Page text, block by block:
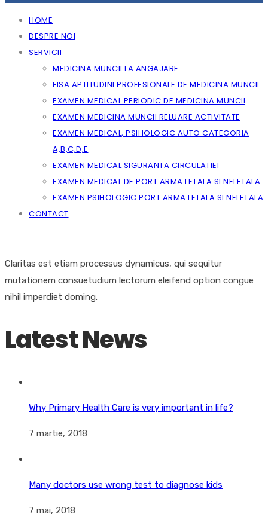
HOME
DESPRE NOI
SERVICII
MEDICINA MUNCII LA ANGAJARE
FISA APTITUDINI PROFESIONALE DE MEDICINA MUNCII
EXAMEN MEDICAL PERIODIC DE MEDICINA MUNCII
EXAMEN MEDICINA MUNCII RELUARE ACTIVITATE
EXAMEN MEDICAL, PSIHOLOGIC AUTO CATEGORIA
A,B,C,D,E
EXAMEN MEDICAL SIGURANTA CIRCULATIEI
EXAMEN MEDICAL DE PORT ARMA LETALA SI NELETALA
EXAMEN PSIHOLOGIC PORT ARMA LETALA SI NELETALA
CONTACT
Claritas est etiam processus dynamicus, qui sequitur
mutationem consuetudium lectorum eleifend option congue
nihil imperdiet doming.
Latest News
Why Primary Health Care is very important in life?
7 martie, 2018
Many doctors use wrong test to diagnose kids
7 mai, 2018